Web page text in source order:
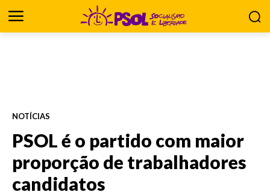
NOTÍCIAS
PSOL é o partido com maior
proporção de trabalhadores
candidatos